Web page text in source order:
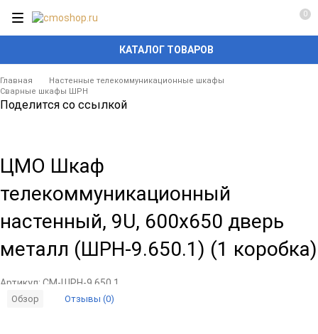
КАТАЛОГ ТОВАРОВ
0
Главная
Настенные телекоммуникационные шкафы
Сварные шкафы ШРН
Поделится со ссылкой
ЦМО Шкаф
телекоммуникационный
настенный, 9U, 600x650 дверь
металл (ШРН-9.650.1) (1 коробка)
Артикул: CM-ШРН-9.650.1
Обзор Отзывы (0)